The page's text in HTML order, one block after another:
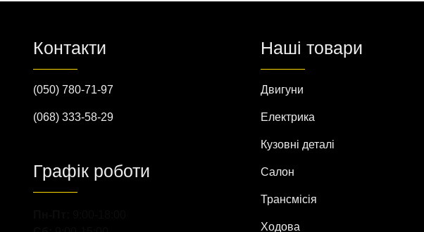
Контакти
(050) 780-71-97
(068) 333-58-29
Графік роботи
Наші товари
Двигуни
Електрика
Кузовні деталі
Салон
Трансмісія
Ходова